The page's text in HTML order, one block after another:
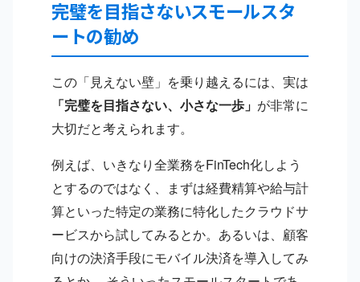
完璧を目指さないスモールスタ
ートの勧め
この「見えない壁」を乗り越えるには、実は
「完璧を目指さない、小さな一歩」 が非常に
大切だと考えられます。
例えば、いきなり全業務をFinTech化しよう
とするのではなく、まずは経費精算や給与計
算といった特定の業務に特化したクラウドサ
ービスから試してみるとか。あるいは、顧客
向けの決済手段にモバイル決済を導入してみ